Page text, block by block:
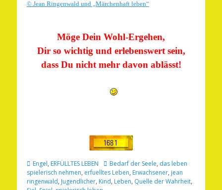
© Jean Ringenwald und „Märchenhaft leben“
Möge Dein Wohl-Ergehen,
Dir so wichtig und erlebenswert sein,
dass Du nicht mehr davon ablässt!
Kategorien
Engel, ERFÜLLTES LEBEN Schlagworte
Bedarf der Seele, das leben
spielerisch nehmen, erfuelltes Leben, Erwachsener, jean
ringenwald, Jugendlicher, Kind, Leben, Quelle der Wahrheit,